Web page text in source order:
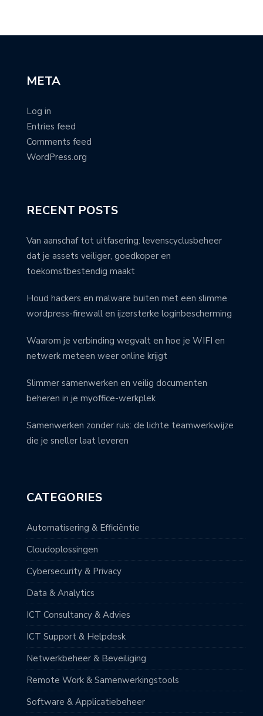
META
Log in
Entries feed
Comments feed
WordPress.org
RECENT POSTS
Van aanschaf tot uitfasering: levenscyclusbeheer
dat je assets veiliger, goedkoper en
toekomstbestendig maakt
Houd hackers en malware buiten met een slimme
wordpress-firewall en ijzersterke loginbescherming
Waarom je verbinding wegvalt en hoe je WIFI en
netwerk meteen weer online krijgt
Slimmer samenwerken en veilig documenten
beheren in je myoffice-werkplek
Samenwerken zonder ruis: de lichte teamwerkwijze
die je sneller laat leveren
CATEGORIES
Automatisering & Efficiëntie
Cloudoplossingen
Cybersecurity & Privacy
Data & Analytics
ICT Consultancy & Advies
ICT Support & Helpdesk
Netwerkbeheer & Beveiliging
Remote Work & Samenwerkingstools
Software & Applicatiebeheer